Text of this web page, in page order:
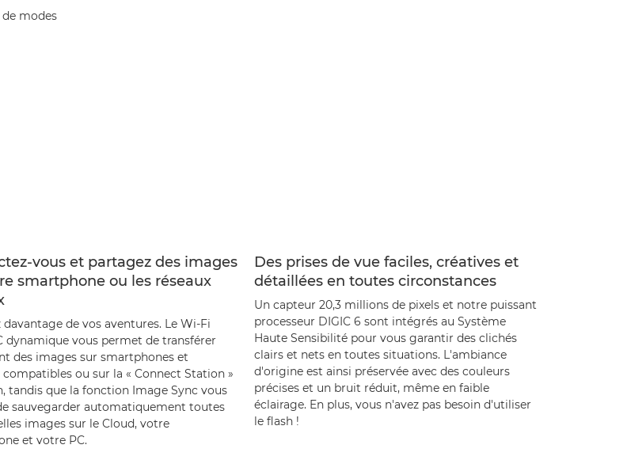
modes
vous et partagez des images
smartphone ou les réseaux
davantage de vos aventures. Le Wi-Fi
dynamique vous permet de transférer
des images sur smartphones et
ou sur la « Connect Station »
tandis que la fonction Image Sync vous
sauvegarder automatiquement toutes
images sur le Cloud, votre
et votre PC.
Des prises de vue faciles, créatives et
détaillées en toutes circonstances
Un capteur 20,3 millions de pixels et notre puissant
processeur DIGIC 6 sont intégrés au Système
Haute Sensibilité pour vous garantir des clichés
clairs et nets en toutes situations. L'ambiance
d'origine est ainsi préservée avec des couleurs
précises et un bruit réduit, même en faible
éclairage. En plus, vous n'avez pas besoin d'utiliser
le flash !